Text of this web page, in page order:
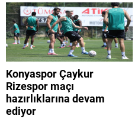
Konyaspor Çaykur
Rizespor maçı
hazırlıklarına devam
ediyor